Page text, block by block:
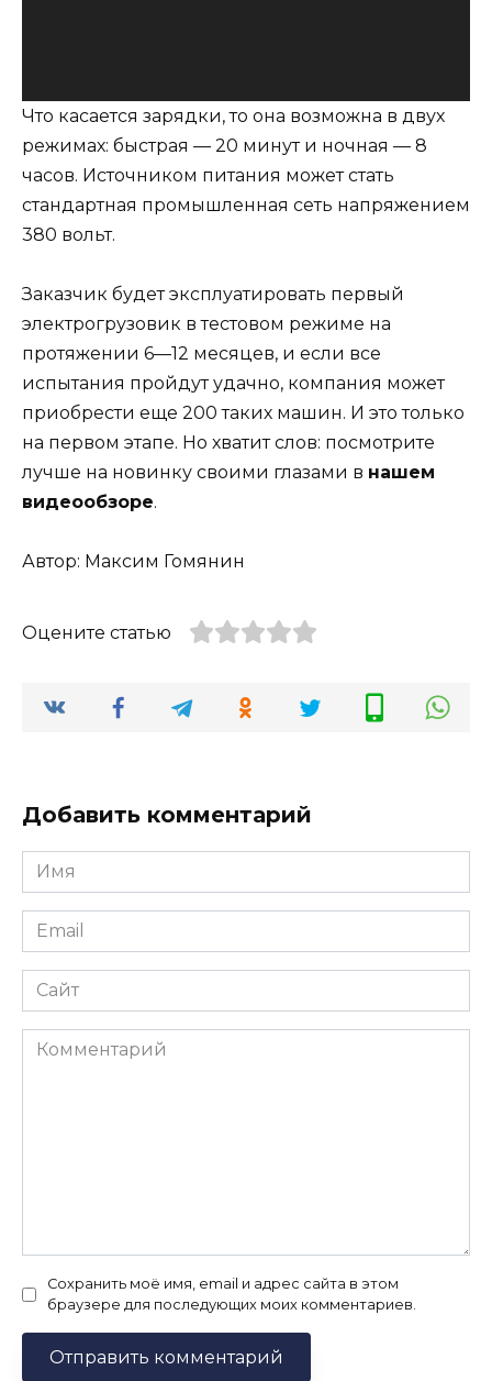
Что касается зарядки, то она возможна в двух
режимах: быстрая — 20 минут и ночная — 8
часов. Источником питания может стать
стандартная промышленная сеть напряжением
380 вольт.
Заказчик будет эксплуатировать первый
электрогрузовик в тестовом режиме на
протяжении 6—12 месяцев, и если все
испытания пройдут удачно, компания может
приобрести еще 200 таких машин. И это только
на первом этапе. Но хватит слов: посмотрите
лучше на новинку своими глазами в нашем
видеообзоре.
Автор: Максим Гомянин
Оцените статью
Добавить комментарий
Имя
*
Email
*
Сайт
Комментарий
Сохранить моё имя, email и адрес сайта в этом
браузере для последующих моих комментариев.